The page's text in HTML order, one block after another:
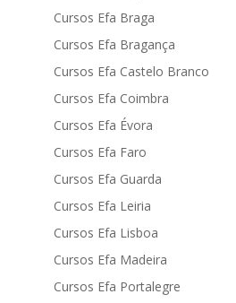
Cursos Efa Braga
Cursos Efa Bragança
Cursos Efa Castelo Branco
Cursos Efa Coimbra
Cursos Efa Évora
Cursos Efa Faro
Cursos Efa Guarda
Cursos Efa Leiria
Cursos Efa Lisboa
Cursos Efa Madeira
Cursos Efa Portalegre